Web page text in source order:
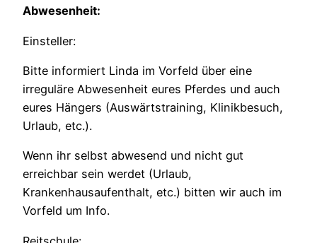
Abwesenheit:
Einsteller:
Bitte informiert Linda im Vorfeld über eine
irreguläre Abwesenheit eures Pferdes und auch
eures Hängers (Auswärtstraining, Klinikbesuch,
Urlaub, etc.).
Wenn ihr selbst abwesend und nicht gut
erreichbar sein werdet (Urlaub,
Krankenhausaufenthalt, etc.) bitten wir auch im
Vorfeld um Info.